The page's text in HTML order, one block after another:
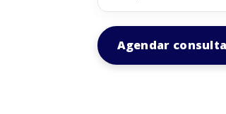
Agendar consulta